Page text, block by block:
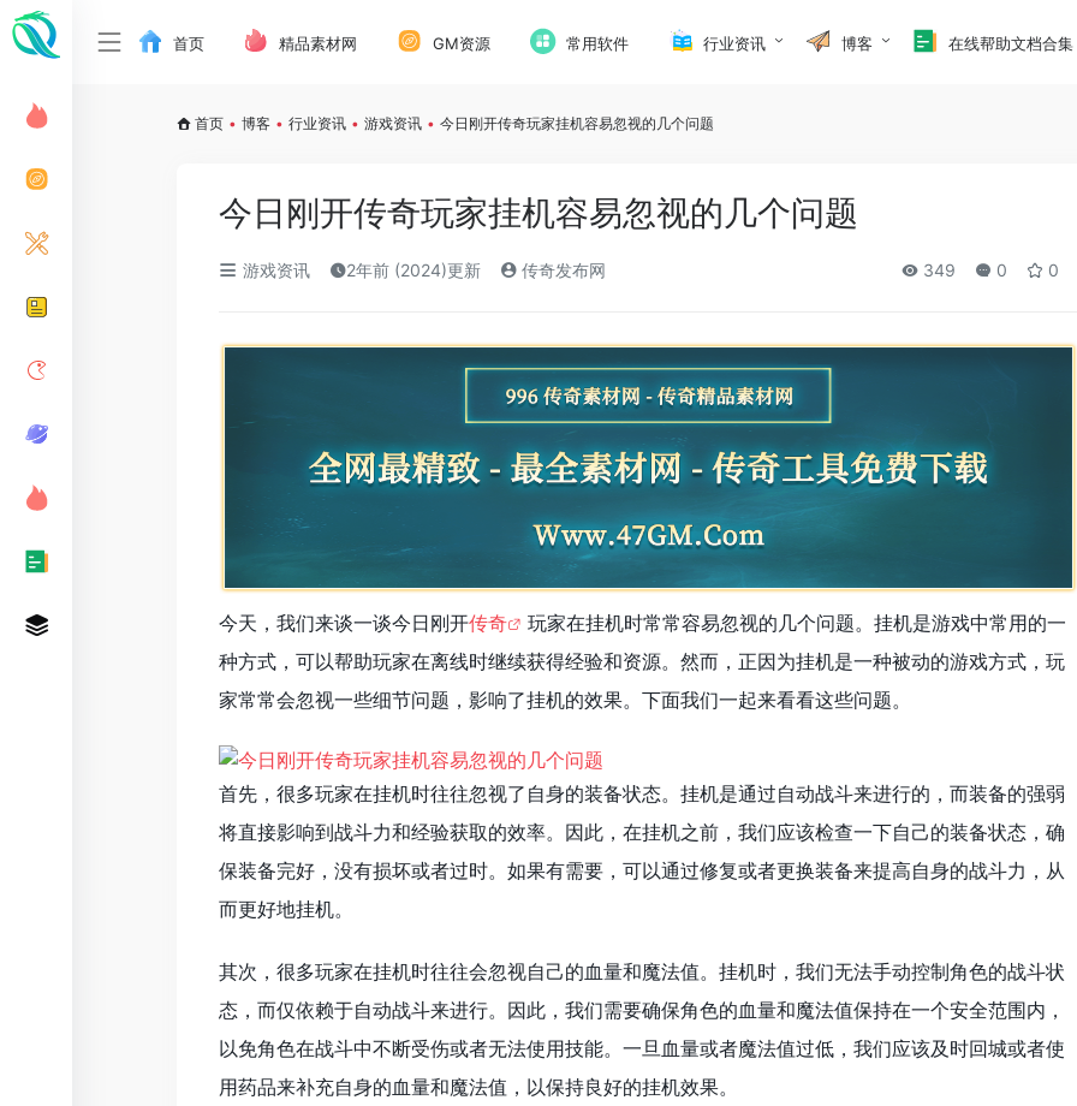
首页 精品素材网 GM资源 常用软件 行业资讯 博客 在线帮助文档合集
首页 • 博客 • 行业资讯 • 游戏资讯 • 今日刚开传奇玩家挂机容易忽视的几个问题
今日刚开传奇玩家挂机容易忽视的几个问题
游戏资讯 2年前 (2024)更新 传奇发布网 349 0 0
今天，我们来谈一谈今日刚开传奇
玩家在挂机时常常容易忽视的几个问题。挂机是游戏中常用的一
种方式，可以帮助玩家在离线时继续获得经验和资源。然而，正因为挂机是一种被动的游戏方式，玩
家常常会忽视一些细节问题，影响了挂机的效果。下面我们一起来看看这些问题。
首先，很多玩家在挂机时往往忽视了自身的装备状态。挂机是通过自动战斗来进行的，而装备的强弱
将直接影响到战斗力和经验获取的效率。因此，在挂机之前，我们应该检查一下自己的装备状态，确
保装备完好，没有损坏或者过时。如果有需要，可以通过修复或者更换装备来提高自身的战斗力，从
而更好地挂机。
其次，很多玩家在挂机时往往会忽视自己的血量和魔法值。挂机时，我们无法手动控制角色的战斗状
态，而仅依赖于自动战斗来进行。因此，我们需要确保角色的血量和魔法值保持在一个安全范围内，
以免角色在战斗中不断受伤或者无法使用技能。一旦血量或者魔法值过低，我们应该及时回城或者使
用药品来补充自身的血量和魔法值，以保持良好的挂机效果。